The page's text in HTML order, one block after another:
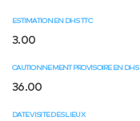
ESTIMATION EN DHS TTC
3.00
CAUTIONNEMENT PROVISOIRE EN DHS
36.00
DATE VISITE DES LIEUX